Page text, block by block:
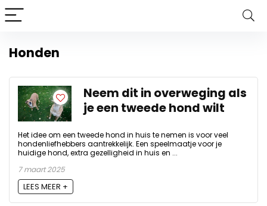
Honden
Neem dit in overweging als
je een tweede hond wilt
Het idee om een tweede hond in huis te nemen is voor veel
hondenliefhebbers aantrekkelijk. Een speelmaatje voor je
huidige hond, extra gezelligheid in huis en ...
7 maart 2025
LEES MEER +